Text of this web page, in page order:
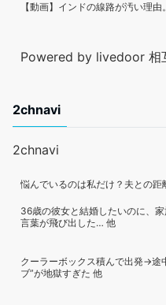
【動画】インドの線路が汚い理
Powered by livedoor 相
2chnavi
2chnavi
悩んでいるのは私だけ？夫との距
36歳の彼女と結婚したいのに、
言葉が飛び出した… 他
クーラーボックス積んで出発→途
ブ”が地獄すぎた 他